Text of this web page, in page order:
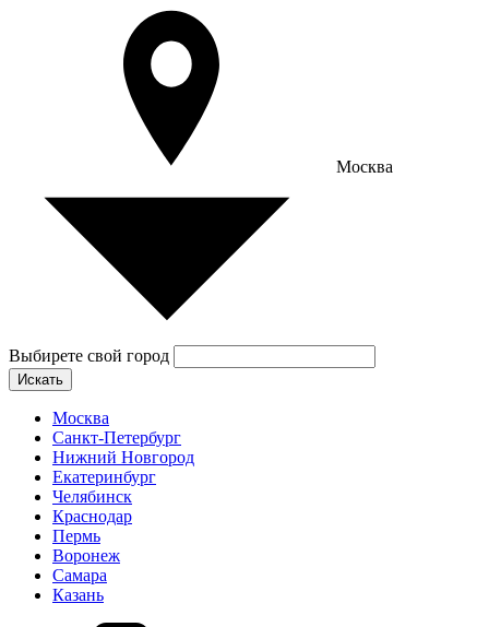
Москва
Выбирете свой город
Искать
Москва
Санкт-Петербург
Нижний Новгород
Екатеринбург
Челябинск
Краснодар
Пермь
Воронеж
Самара
Казань